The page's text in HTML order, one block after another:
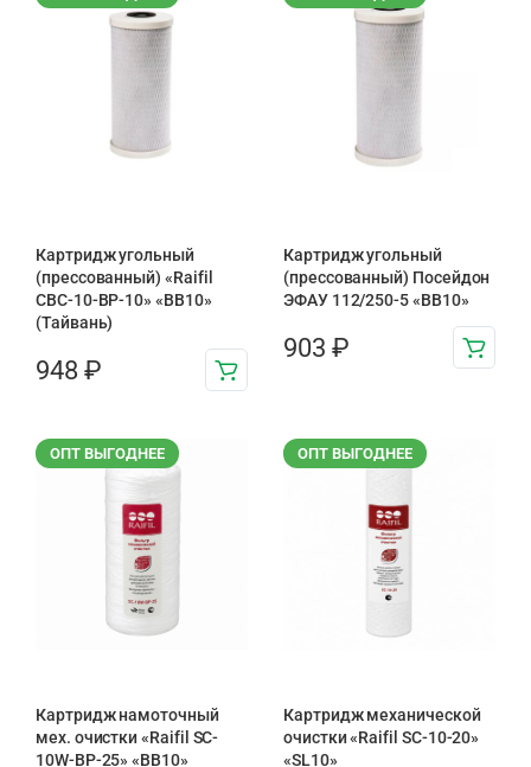
Картридж угольный
(прессованный) «Raifil
CBC-10-BP-10» «BB10»
(Тайвань)
948 ₽
Картридж угольный
(прессованный) Посейдон
ЭФАУ 112/250-5 «BB10»
903 ₽
ОПТ ВЫГОДНЕЕ
Картридж намоточный
мех. очистки «Raifil SC-
10W-BP-25» «BB10»
ОПТ ВЫГОДНЕЕ
Картридж механической
очистки «Raifil SC-10-20»
«SL10»